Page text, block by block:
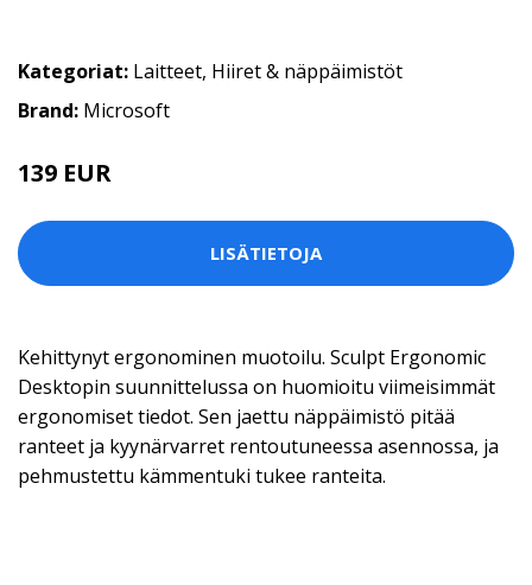
Kategoriat: Laitteet, Hiiret & näppäimistöt
Brand: Microsoft
139 EUR
LISÄTIETOJA
Kehittynyt ergonominen muotoilu. Sculpt Ergonomic
Desktopin suunnittelussa on huomioitu viimeisimmät
ergonomiset tiedot. Sen jaettu näppäimistö pitää
ranteet ja kyynärvarret rentoutuneessa asennossa, ja
pehmustettu kämmentuki tukee ranteita.